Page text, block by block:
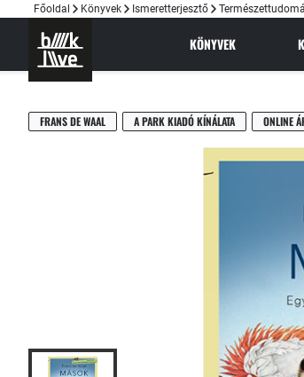
Főoldal Könyvek Ismeretterjesztő
KÖNYVEK
FRANS DE WAAL A PARK KIADÓ KÍNÁLATA ONLINE